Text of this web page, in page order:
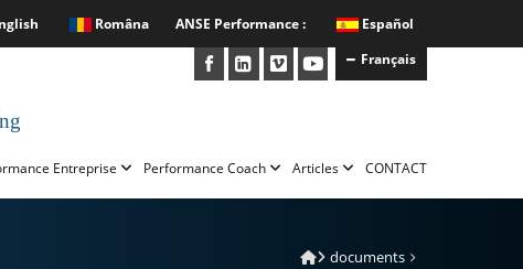
ANSE Performance : Español
Româna
Français
Entreprise Performance Coach Articles CONTACT
documents